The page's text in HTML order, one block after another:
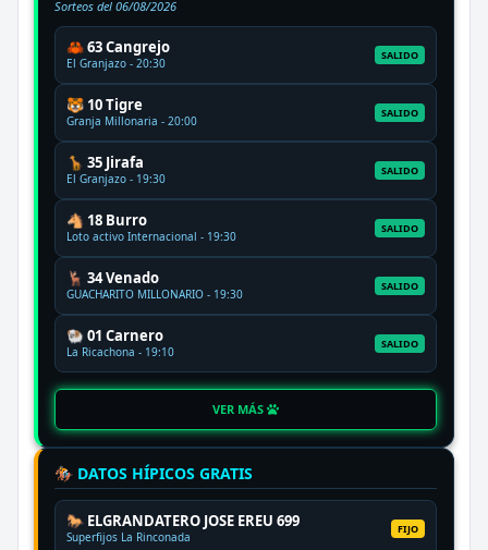
Sorteos del 06/08/2026
🦀 63 Cangrejo
El Granjazo - 20:30
SALIDO
🐯 10 Tigre
Granja Millonaria - 20:00
SALIDO
🦒 35 Jirafa
El Granjazo - 19:30
SALIDO
🐴 18 Burro
Loto activo Internacional - 19:30
SALIDO
🦌 34 Venado
GUACHARITO MILLONARIO - 19:30
SALIDO
🐏 01 Carnero
La Ricachona - 19:10
SALIDO
VER MÁS
🏇 DATOS HÍPICOS GRATIS
🐎 ELGRANDATERO JOSE EREU 699
Superfijos La Rinconada
FIJO